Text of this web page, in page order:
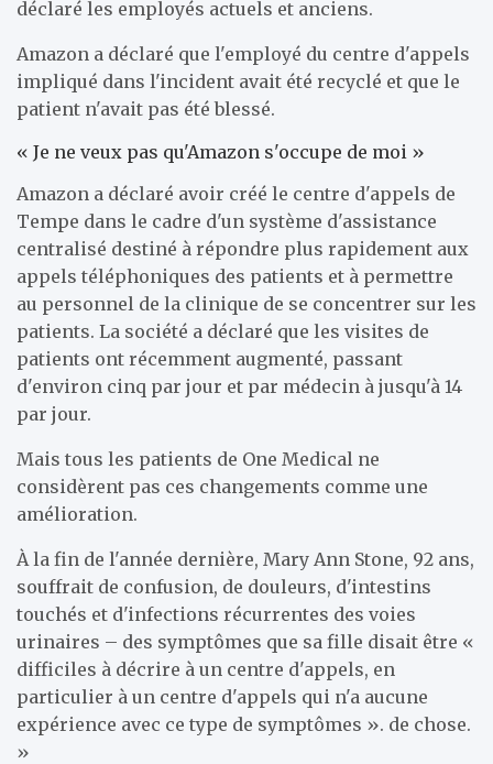
déclaré les employés actuels et anciens.
Amazon a déclaré que l'employé du centre d'appels
impliqué dans l'incident avait été recyclé et que le
patient n'avait pas été blessé.
« Je ne veux pas qu'Amazon s'occupe de moi »
Amazon a déclaré avoir créé le centre d'appels de
Tempe dans le cadre d'un système d'assistance
centralisé destiné à répondre plus rapidement aux
appels téléphoniques des patients et à permettre
au personnel de la clinique de se concentrer sur les
patients. La société a déclaré que les visites de
patients ont récemment augmenté, passant
d'environ cinq par jour et par médecin à jusqu'à 14
par jour.
Mais tous les patients de One Medical ne
considèrent pas ces changements comme une
amélioration.
À la fin de l'année dernière, Mary Ann Stone, 92 ans,
souffrait de confusion, de douleurs, d'intestins
touchés et d'infections récurrentes des voies
urinaires – des symptômes que sa fille disait être «
difficiles à décrire à un centre d'appels, en
particulier à un centre d'appels qui n'a aucune
expérience avec ce type de symptômes ». de chose.
»